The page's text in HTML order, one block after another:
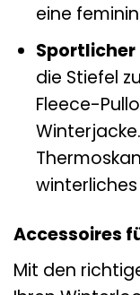
eine
die Stiefel
Fleece-
Accessoires
Mit den